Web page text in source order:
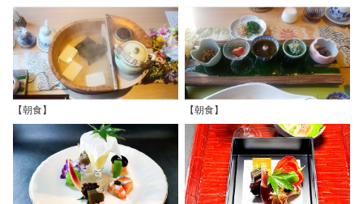
【朝食】 【朝食】